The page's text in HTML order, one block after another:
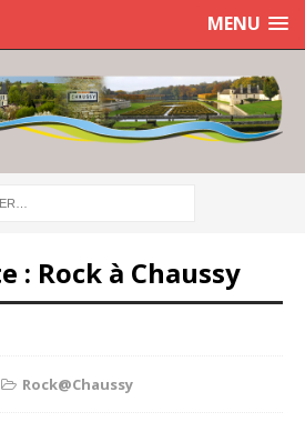
MENU
: Rock à Chaussy
Rock@Chaussy